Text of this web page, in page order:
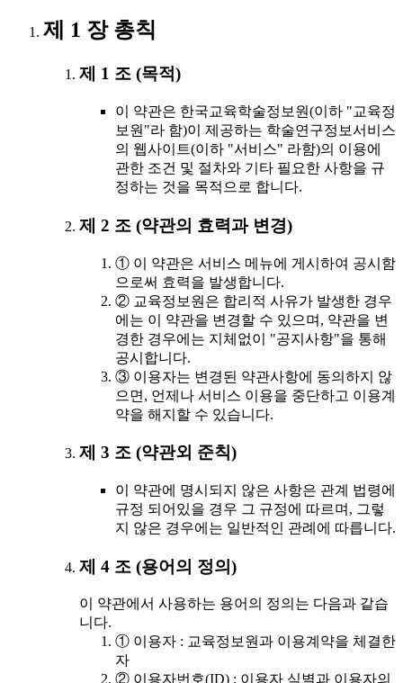
제 1 장 총칙
제 1 조 (목적)
이 약관은 한국교육학술정보원(이하 "교육정
보원"라 함)이 제공하는 학술연구정보서비스
의 웹사이트(이하 "서비스" 라함)의 이용에
관한 조건 및 절차와 기타 필요한 사항을 규
정하는 것을 목적으로 합니다.
제 2 조 (약관의 효력과 변경)
① 이 약관은 서비스 메뉴에 게시하여 공시함
으로써 효력을 발생합니다.
② 교육정보원은 합리적 사유가 발생한 경우
에는 이 약관을 변경할 수 있으며, 약관을 변
경한 경우에는 지체없이 "공지사항"을 통해
공시합니다.
③ 이용자는 변경된 약관사항에 동의하지 않
으면, 언제나 서비스 이용을 중단하고 이용계
약을 해지할 수 있습니다.
제 3 조 (약관외 준칙)
이 약관에 명시되지 않은 사항은 관계 법령에
규정 되어있을 경우 그 규정에 따르며, 그렇
지 않은 경우에는 일반적인 관례에 따릅니다.
제 4 조 (용어의 정의)
이 약관에서 사용하는 용어의 정의는 다음과 같습
니다.
① 이용자 : 교육정보원과 이용계약을 체결한
자
② 이용자번호(ID) : 이용자 식별과 이용자의